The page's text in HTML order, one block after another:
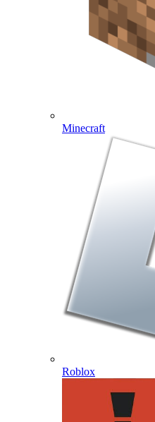
Minecraft
Roblox